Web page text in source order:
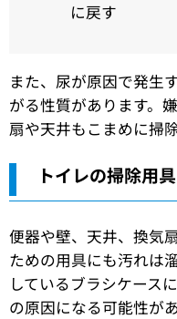
に戻す
また、尿が原因で発生
がる性質があります。
扇や天井もこまめに掃
トイレの掃除用具
便器や壁、天井、換気
ための用具にも汚れは
しているブラシケース
の原因になる可能性が